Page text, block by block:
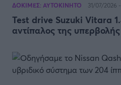
ΔΟΚΙΜΕΣ: ΑΥΤΟΚΙΝΗΤΟ 31/07/2026
Test drive Suzuki Vitara
αντίπαλος της υπερβολής